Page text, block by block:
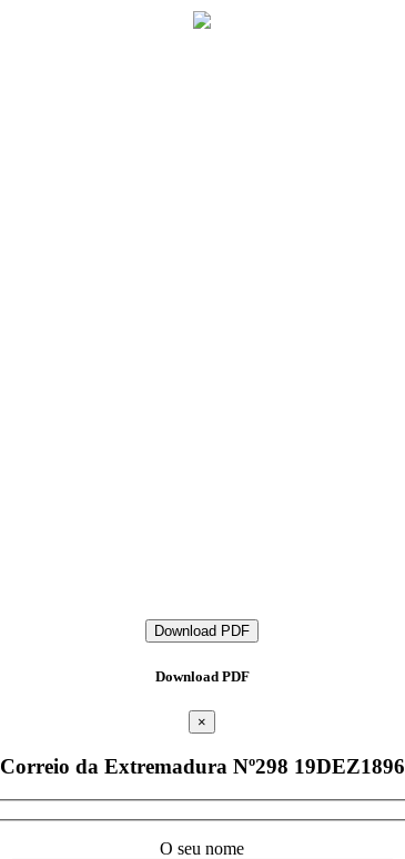
Download PDF
Download PDF
×
Correio da Extremadura Nº298 19DEZ1896
O seu nome